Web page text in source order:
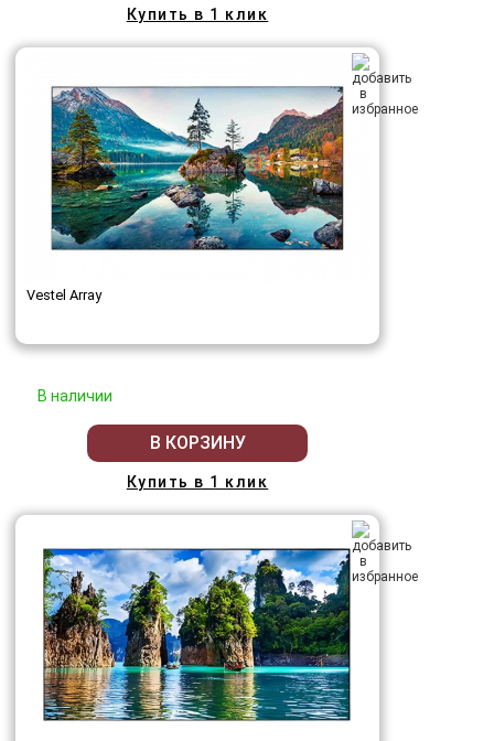
Купить в 1 клик
Vestel Array
В наличии
В КОРЗИНУ
Купить в 1 клик